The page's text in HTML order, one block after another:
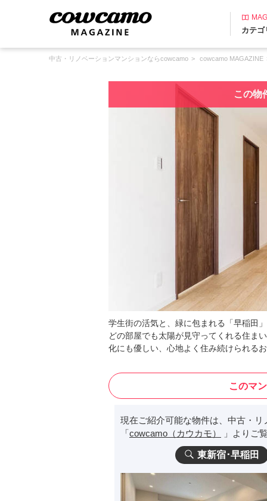
カテゴ
中古・リノベーションマンションならcowcamo cowcamo MAGAZINE
この物
学生街の活気と、緑に包まれる「早稲田
どの部屋でも太陽が見守ってくれる住ま
化にも優しい、心地よく住み続けられる
このマ
現在ご紹介可能な物件は、中古・
「cowcamo（カウカモ） 」よりご
東新宿･早稲田